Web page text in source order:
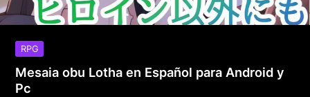
RPG
Mesaia obu Lotha en Español para Android y
Pc